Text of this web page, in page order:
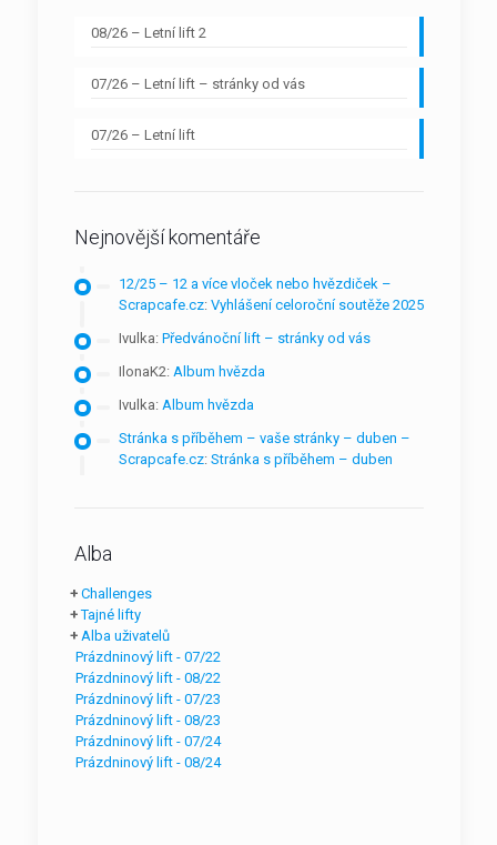
08/26 – Letní lift 2
07/26 – Letní lift – stránky od vás
07/26 – Letní lift
Nejnovější komentáře
12/25 – 12 a více vloček nebo hvězdiček –
Scrapcafe.cz: Vyhlášení celoroční soutěže 2025
Ivulka: Předvánoční lift – stránky od vás
IlonaK2: Album hvězda
Ivulka: Album hvězda
Stránka s příběhem – vaše stránky – duben –
Scrapcafe.cz: Stránka s příběhem – duben
Alba
+ Challenges
+Tajné lifty
+ Alba uživatelů
Prázdninový lift - 07/22
Prázdninový lift - 08/22
Prázdninový lift - 07/23
Prázdninový lift - 08/23
Prázdninový lift - 07/24
Prázdninový lift - 08/24